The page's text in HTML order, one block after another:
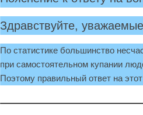
Здравствуйте,
По статистике большинство
при самостоятельном купании
Поэтому правильный ответ на